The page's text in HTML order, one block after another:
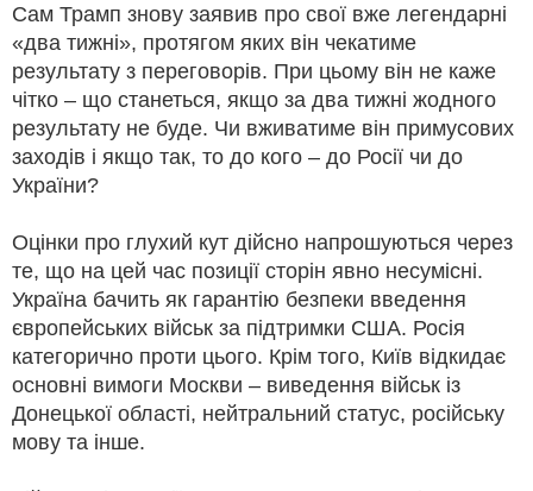
Сам Трамп знову заявив про свої вже легендарні
«два тижні», протягом яких він чекатиме
результату з переговорів. При цьому він не каже
чітко – що станеться, якщо за два тижні жодного
результату не буде. Чи вживатиме він примусових
заходів і якщо так, то до кого – до Росії чи до
України?
Оцінки про глухий кут дійсно напрошуються через
те, що на цей час позиції сторін явно несумісні.
Україна бачить як гарантію безпеки введення
європейських військ за підтримки США. Росія
категорично проти цього. Крім того, Київ відкидає
основні вимоги Москви – виведення військ із
Донецької області, нейтральний статус, російську
мову та інше.